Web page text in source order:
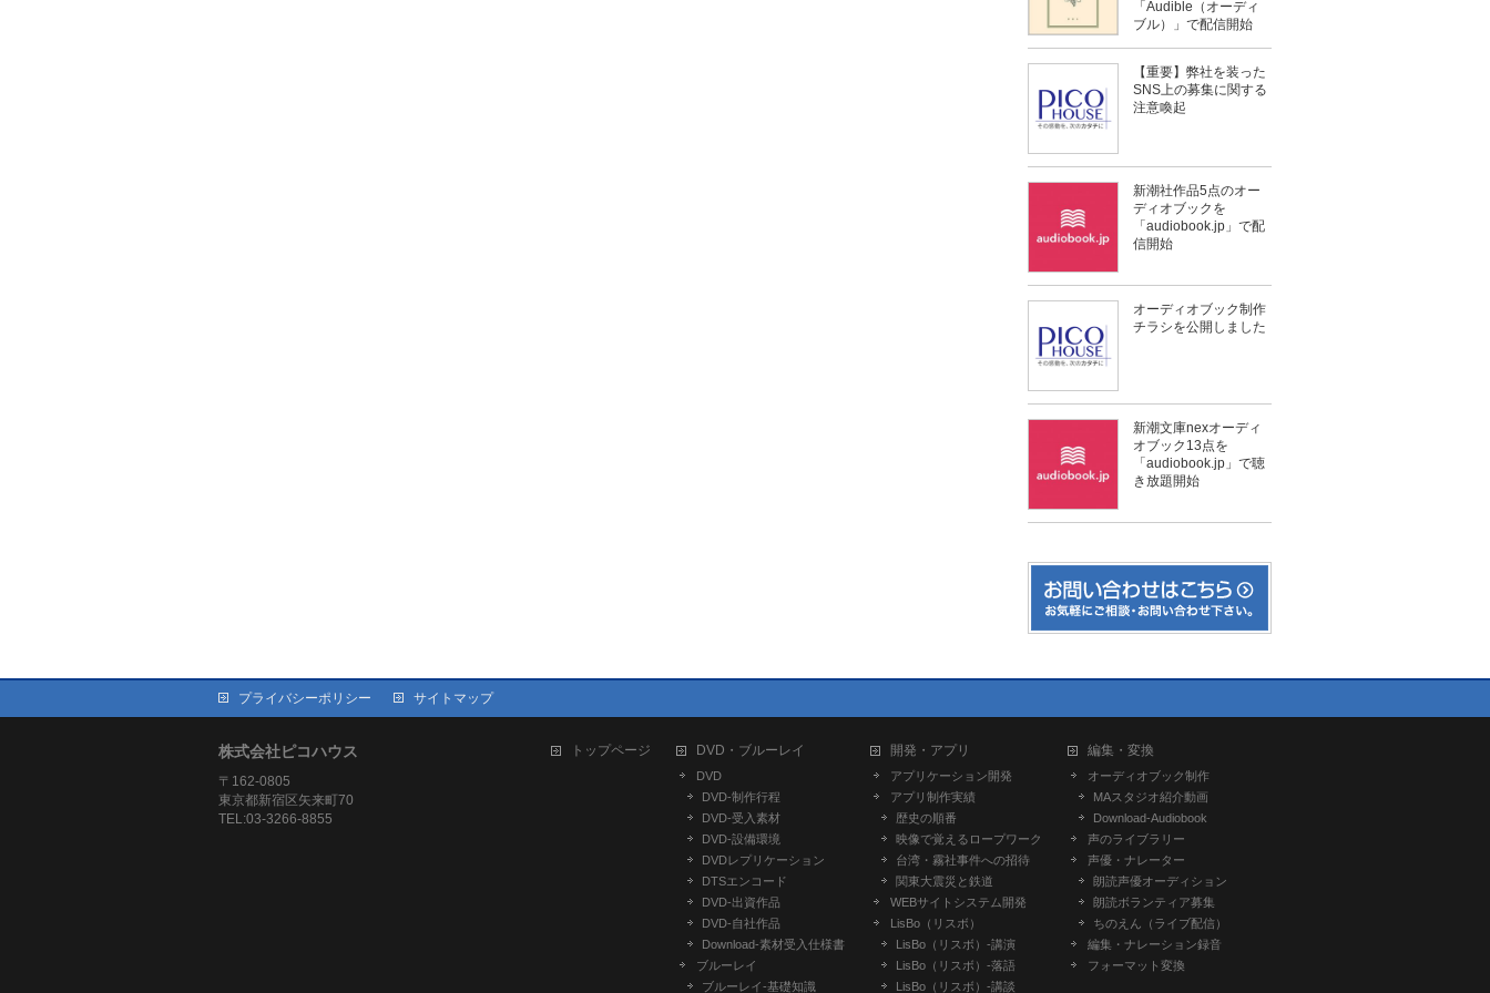
「Audible（オーディ
ブル）」で配信開始
【重要】弊社を装った
SNS上の募集に関する
注意喚起
新潮社作品5点のオー
ディオブックを
「audiobook.jp」で配
信開始
オーディオブック制作
チラシを公開しました
新潮文庫nexオーディ
オブック13点を
「audiobook.jp」で聴
き放題開始
プライバシーポリシー サイトマップ
株式会社ピコハウス
〒162-0805
東京都新宿区矢来町70
TEL:03-3266-8855
トップページ DVD・ブルーレイ
DVD
DVD-制作行程
DVD-受入素材
DVD-設備環境
DVDレプリケーション
DTSエンコード
DVD-出資作品
DVD-自社作品
​Download-素材受入仕様書
ブルーレイ
ブルーレイ-基礎知識
開発・アプリ
アプリケーション開発
アプリ制作実績
歴史の順番
映像で覚えるロープワーク
台湾・霧社事件への招待
関東大震災と鉄道
WEBサイトシステム開発
LisBo（リスボ）
LisBo（リスボ）-講演
LisBo（リスボ）-落語
LisBo（リスボ）-講談
編集・変換
オーディオブック制作
MAスタジオ紹介動画
Download-Audiobook
声のライブラリー
声優・ナレーター
朗読声優オーディション
朗読ボランティア募集
ちのえん（ライブ配信）
編集・ナレーション録音
フォーマット変換